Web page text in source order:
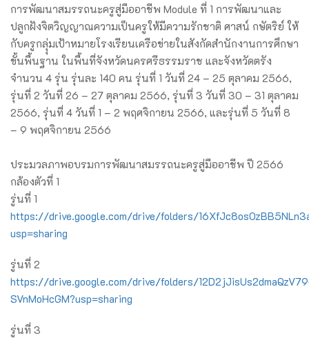
การพัฒนาสมรรถนะครูสู่มืออาชีพ Module ที่ 1 การพัฒนาและ
ปลูกฝังจิตวิญญาณความเป็นครูให้มีความรักชาติ ศาสน์ กษัตริย์ ให้
กับครูกลุุ่มเป้าหมายโรงเรียนเครือข่ายในสังกัดสำนักงานการศึกษา
ขั้นพื้นฐาน ในพื้นที่จังหวัดนครศรีธรรมราช และจังหวัดตรัง
จำนวน 4 รุ่น รุ่นละ 140 คน รุ่นที่ 1 วันที่ 24 – 25 ตุลาคม 2566,
รุ่นที่ 2 วันที่ 26 – 27 ตุลาคม 2566, รุ่นที่ 3 วันที่ 30 – 31 ตุลาคม
2566, รุ่นที่ 4 วันที่ 1 – 2 พฤศจิกายน 2566, และรุ่นที่ 5 วันที่ 8
– 9 พฤศจิกายน 2566
ประมวลภาพอบรมการพัฒนาสมรรถนะครูสู่มืออาชีพ ปี 2566
กล้องตัวที่ 1
รู่นที่ 1
https://drive.google.com/drive/folders/
usp=sharing
รู่นที่ 2
https://drive.google.com/drive/folders/
SVnMoHcGM?usp=sharing
รู่นที่ 3